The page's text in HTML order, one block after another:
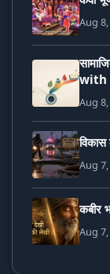
Aug
with
Aug
Aug
कबीर
Aug